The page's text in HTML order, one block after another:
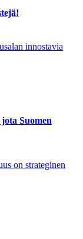
innostavia
Suomen
on strateginen